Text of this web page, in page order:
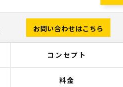
お問い合わせはこちら
コンセプト
料金